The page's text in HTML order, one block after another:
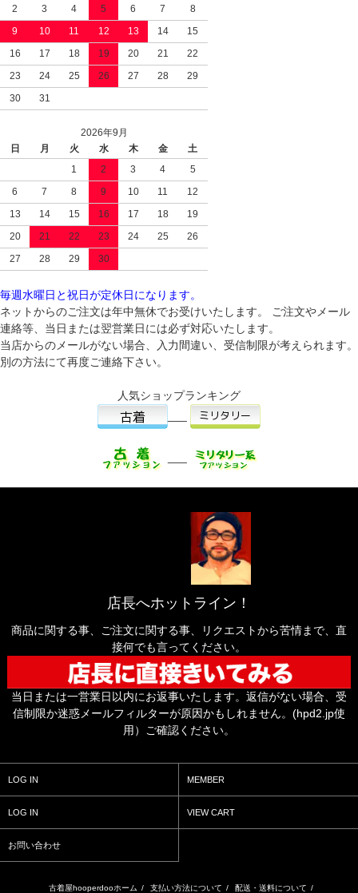
2
3 4 5 6 7
8
9
10 11 12 13 14
15
16
17 18 19 20 21
22
23
24 25 26 27 28
29
30
31
2026年9月
日
月 火 水 木 金
土
1
2 3 4
5
6
7 8 9 10 11
12
13
14 15 16 17 18
19
20
21 22 23 24 25
26
27
28 29 30
毎週水曜日と祝日が定休日になります。
ネットからのご注文は年中無休でお受けいたします。 ご注文やメール
連絡等、当日または翌営業日には必ず対応いたします。
当店からのメールがない場合、入力間違い、受信制限が考えられます。
別の方法にて再度ご連絡下さい。
人気ショップランキング
店長へホットライン！
商品に関する事、ご注文に関する事、リクエストから苦情まで、直
接何でも言ってください。
当日または一営業日以内にお返事いたします。返信がない場合、受
信制限か迷惑メールフィルターが原因かもしれません。(hpd2.jp使
用）ご確認ください。
LOG IN MEMBER
LOG IN VIEW CART
お問い合わせ
古着屋hooperdooホーム / 支払い方法について / 配送・送料について /